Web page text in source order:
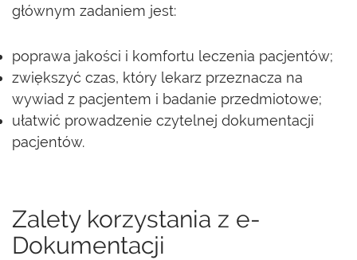
głównym zadaniem jest:
poprawa jakości i komfortu leczenia pacjentów;
zwiększyć czas, który lekarz przeznacza na
wywiad z pacjentem i badanie przedmiotowe;
ułatwić prowadzenie czytelnej dokumentacji
pacjentów.
Zalety korzystania z e-
Dokumentacji